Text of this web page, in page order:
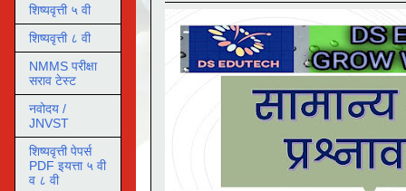
शिष्यवृत्ती ५ वी
शिष्यवृत्ती ८ वी
NMMS परीक्षा
सराव टेस्ट
नवोदय /
JNVST
शिष्यवृत्ती पेपर्स
PDF इयत्ता ५ वी
व ८ वी